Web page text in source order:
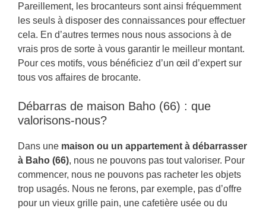
Pareillement, les brocanteurs sont ainsi fréquemment
les seuls à disposer des connaissances pour effectuer
cela. En d’autres termes nous nous associons à de
vrais pros de sorte à vous garantir le meilleur montant.
Pour ces motifs, vous bénéficiez d’un œil d’expert sur
tous vos affaires de brocante.
Débarras de maison Baho (66) : que
valorisons-nous?
Dans une maison ou un appartement à débarrasser
à Baho (66), nous ne pouvons pas tout valoriser. Pour
commencer, nous ne pouvons pas racheter les objets
trop usagés. Nous ne ferons, par exemple, pas d’offre
pour un vieux grille pain, une cafetière usée ou du